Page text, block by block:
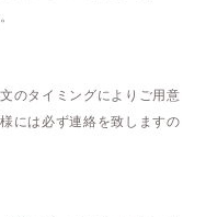
のタイミングによりご用意
には必ず連絡を致しますの